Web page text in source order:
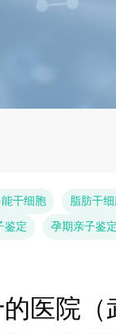
干细胞 脂肪干
鉴定 孕期亲子鉴定
医院